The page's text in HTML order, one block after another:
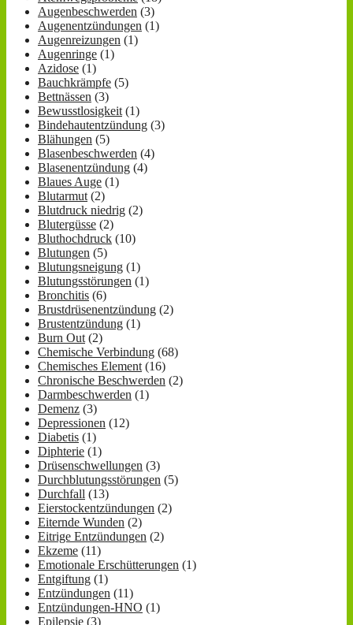
Augenbeschwerden (3)
Augenentzündungen (1)
Augenreizungen (1)
Augenringe (1)
Azidose (1)
Bauchkrämpfe (5)
Bettnässen (3)
Bewusstlosigkeit (1)
Bindehautentzündung (3)
Blähungen (5)
Blasenbeschwerden (4)
Blasenentzündung (4)
Blaues Auge (1)
Blutarmut (2)
Blutdruck niedrig (2)
Blutergüsse (2)
Bluthochdruck (10)
Blutungen (5)
Blutungsneigung (1)
Blutungsstörungen (1)
Bronchitis (6)
Brustdrüsenentzündung (2)
Brustentzündung (1)
Burn Out (2)
Chemische Verbindung (68)
Chemisches Element (16)
Chronische Beschwerden (2)
Darmbeschwerden (1)
Demenz (3)
Depressionen (12)
Diabetis (1)
Diphterie (1)
Drüsenschwellungen (3)
Durchblutungsstörungen (5)
Durchfall (13)
Eierstockentzündungen (2)
Eiternde Wunden (2)
Eitrige Entzündungen (2)
Ekzeme (11)
Emotionale Erschütterungen (1)
Entgiftung (1)
Entzündungen (11)
Entzündungen-HNO (1)
Epilepsie (3)